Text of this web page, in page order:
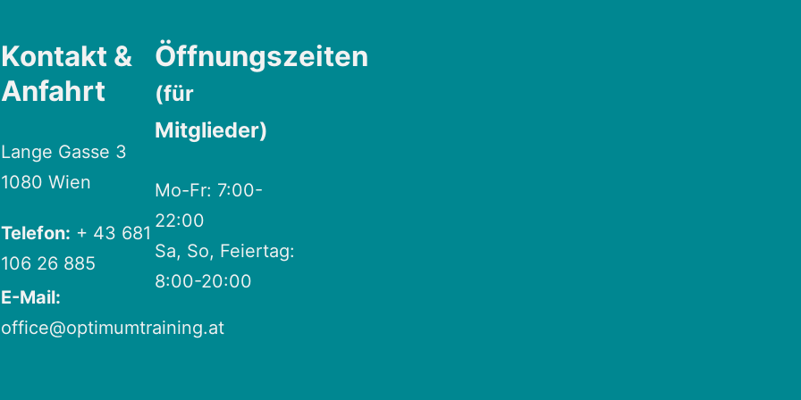
Kontakt &
Anfahrt
Lange Gasse 3
1080 Wien
Telefon: + 43 681
106 26 885
E-Mail:
office@optimumtraining.at
Öffnungszeiten
(für
Mitglieder)
Mo-Fr: 7:00-
22:00
Sa, So, Feiertag:
8:00-20:00